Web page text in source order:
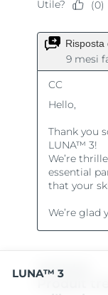
LUNA™ 3